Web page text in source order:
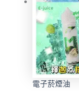
電子菸煙油